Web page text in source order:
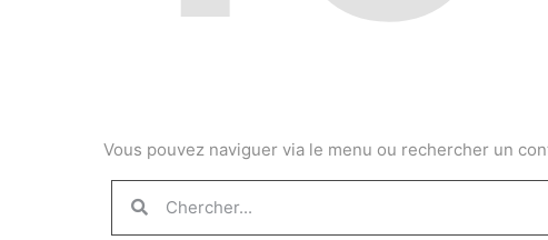
Vous pouvez naviguer via le menu ou rechercher un